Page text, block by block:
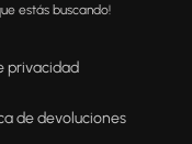
estás buscando!
privacidad
de devoluciones